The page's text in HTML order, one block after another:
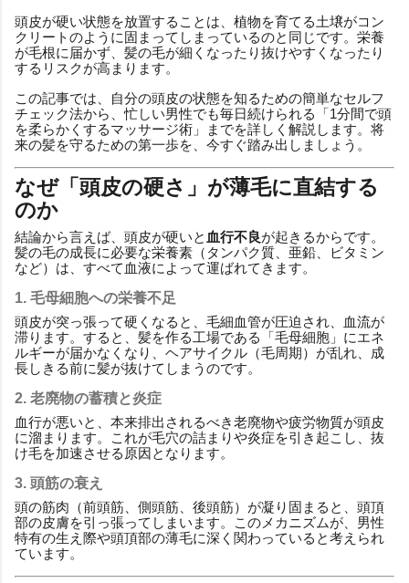
頭皮が硬い状態を放置することは、植物を育てる土壌がコン
クリートのように固まってしまっているのと同じです。栄養
が毛根に届かず、髪の毛が細くなったり抜けやすくなったり
するリスクが高まります。
この記事では、自分の頭皮の状態を知るための簡単なセルフ
チェック法から、忙しい男性でも毎日続けられる「1分間で頭
を柔らかくするマッサージ術」までを詳しく解説します。将
来の髪を守るための第一歩を、今すぐ踏み出しましょう。
なぜ「頭皮の硬さ」が薄毛に直結する
のか
結論から言えば、頭皮が硬いと 血行不良が起きるからです。
髪の毛の成長に必要な栄養素（タンパク質、亜鉛、ビタミン
など）は、すべて血液によって運ばれてきます。
1. 毛母細胞への栄養不足
頭皮が突っ張って硬くなると、毛細血管が圧迫され、血流が
滞ります。すると、髪を作る工場である「毛母細胞」にエネ
ルギーが届かなくなり、ヘアサイクル（毛周期）が乱れ、成
長しきる前に髪が抜けてしまうのです。
2. 老廃物の蓄積と炎症
血行が悪いと、本来排出されるべき老廃物や疲労物質が頭皮
に溜まります。これが毛穴の詰まりや炎症を引き起こし、抜
け毛を加速させる原因となります。
3. 頭筋の衰え
頭の筋肉（前頭筋、側頭筋、後頭筋）が凝り固まると、頭頂
部の皮膚を引っ張ってしまいます。このメカニズムが、男性
特有の生え際や頭頂部の薄毛に深く関わっていると考えられ
ています。